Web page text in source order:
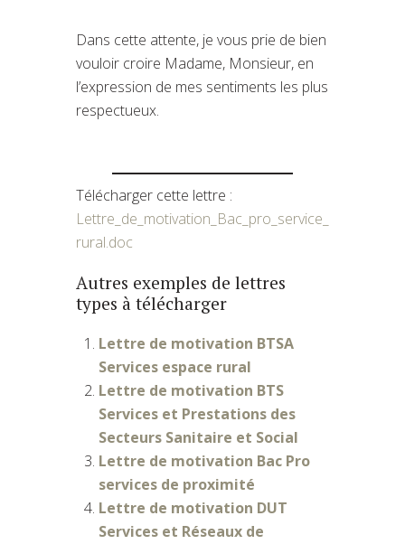
Dans cette attente, je vous prie de bien
vouloir croire Madame, Monsieur, en
l’expression de mes sentiments les plus
respectueux.
Télécharger cette lettre :
Lettre_de_motivation_Bac_pro_service_
rural.doc
Autres exemples de lettres
types à télécharger
Lettre de motivation BTSA
Services espace rural
Lettre de motivation BTS
Services et Prestations des
Secteurs Sanitaire et Social
Lettre de motivation Bac Pro
services de proximité
Lettre de motivation DUT
Services et Réseaux de